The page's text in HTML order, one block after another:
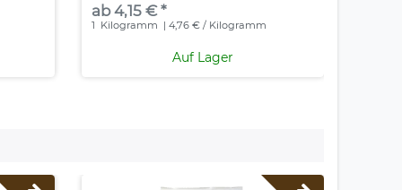
ab 4,15 € *
1 Kilogramm | 4,76 € / Kilogramm
Auf Lager